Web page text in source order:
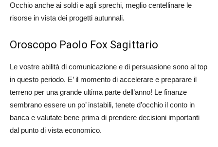
Occhio anche ai soldi e agli sprechi, meglio centellinare le
risorse in vista dei progetti autunnali.
Oroscopo Paolo Fox Sagittario
Le vostre abilità di comunicazione e di persuasione sono al top
in questo periodo. E’ il momento di accelerare e preparare il
terreno per una grande ultima parte dell’anno! Le finanze
sembrano essere un po’ instabili, tenete d’occhio il conto in
banca e valutate bene prima di prendere decisioni importanti
dal punto di vista economico.